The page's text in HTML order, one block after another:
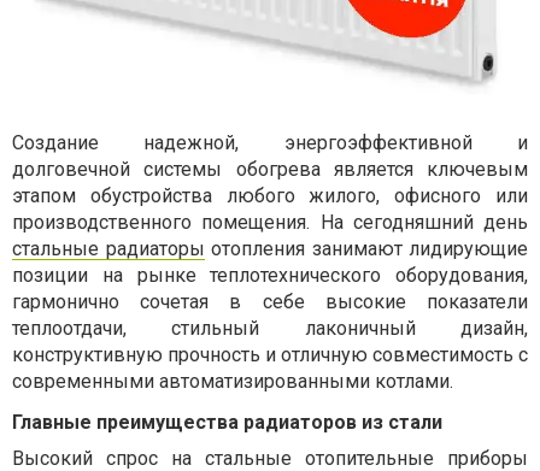
Создание надежной, энергоэффективной и
долговечной системы обогрева является ключевым
этапом обустройства любого жилого, офисного или
производственного помещения. На сегодняшний день
стальные радиаторы отопления занимают лидирующие
позиции на рынке теплотехнического оборудования,
гармонично сочетая в себе высокие показатели
теплоотдачи, стильный лаконичный дизайн,
конструктивную прочность и отличную совместимость с
современными автоматизированными котлами.
Главные преимущества радиаторов из стали
Высокий спрос на стальные отопительные приборы